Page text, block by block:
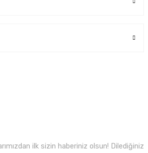
ilk sizin haberiniz olsun! Dilediğiniz